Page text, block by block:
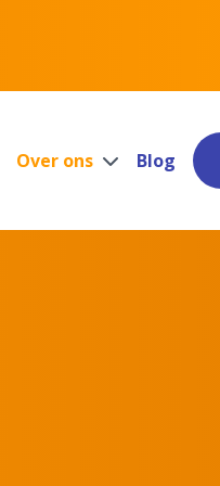
Over ons Blog